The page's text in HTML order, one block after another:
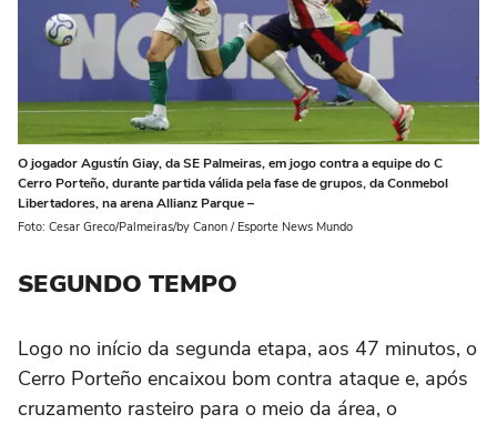
O jogador Agustín Giay, da SE Palmeiras, em jogo contra a equipe do C
Cerro Porteño, durante partida válida pela fase de grupos, da Conmebol
Libertadores, na arena Allianz Parque –
Foto: Cesar Greco/Palmeiras/by Canon / Esporte News Mundo
SEGUNDO TEMPO
Logo no início da segunda etapa, aos 47 minutos, o
Cerro Porteño encaixou bom contra ataque e, após
cruzamento rasteiro para o meio da área, o